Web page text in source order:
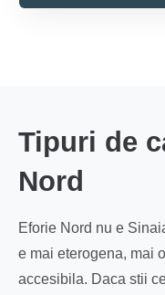
Tipuri de
Nord
Eforie Nord nu e
e mai eterogena, mai
accesibila. Daca stii